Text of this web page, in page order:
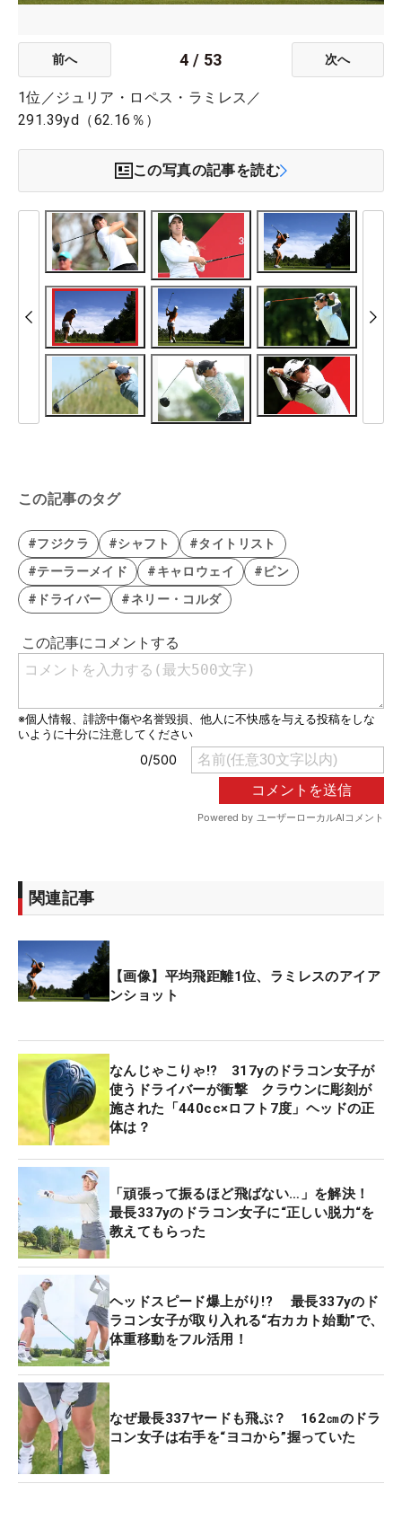
前へ 4 / 53 次へ
1位／ジュリア・ロペス・ラミレス／
291.39yd（62.16％）
この写真の記事を読む
この記事のタグ
#フジクラ #シャフト
#タイトリスト
#テーラーメイド
#キャロウェイ
#ピン
#ドライバー
#ネリー・コルダ
関連記事
【画像】平均飛距離1位、ラミレスのアイア
ンショット
なんじゃこりゃ!? 317yのドラコン女子が
使うドライバーが衝撃 クラウンに彫刻が
施された「440cc×ロフト7度」ヘッドの正
体は？
「頑張って振るほど飛ばない…」を解決！
最長337yのドラコン女子に“正しい脱力“を
教えてもらった
ヘッドスピード爆上がり!? 最長337yのド
ラコン女子が取り入れる“右カカト始動”で、
体重移動をフル活用！
なぜ最長337ヤードも飛ぶ？ 162㎝のドラ
コン女子は右手を“ヨコから”握っていた